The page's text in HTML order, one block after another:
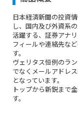
日本経済新聞の投資
し、国内及び外資系
活躍する、証券アナ
フィールや連絡先な
す。
ヴェリタス恒例のラ
でなくメールアドレ
となっています。
トップから新鋭まで
す。